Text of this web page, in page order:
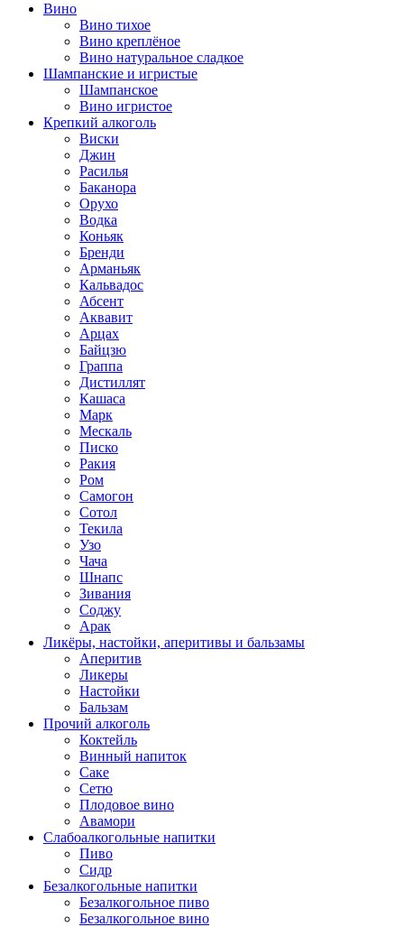
Вино
Вино тихое
Вино креплёное
Вино натуральное сладкое
Шампанские и игристые
Шампанское
Вино игристое
Крепкий алкоголь
Виски
Джин
Расилья
Баканора
Орухо
Водка
Коньяк
Бренди
Арманьяк
Кальвадос
Абсент
Аквавит
Арцах
Байцзю
Граппа
Дистиллят
Кашаса
Марк
Мескаль
Писко
Ракия
Ром
Самогон
Сотол
Текила
Узо
Чача
Шнапс
Зивания
Соджу
Арак
Ликёры, настойки, аперитивы и бальзамы
Аперитив
Ликеры
Настойки
Бальзам
Прочий алкоголь
Коктейль
Винный напиток
Саке
Сетю
Плодовое вино
Авамори
Слабоалкогольные напитки
Пиво
Сидр
Безалкогольные напитки
Безалкогольное пиво
Безалкогольное вино